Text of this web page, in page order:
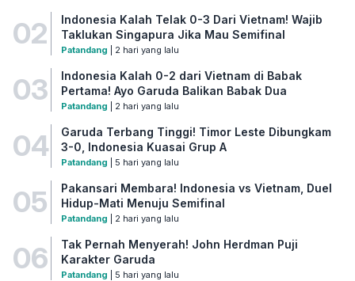
02
Indonesia Kalah Telak 0-3 Dari Vietnam! Wajib
Taklukan Singapura Jika Mau Semifinal
Patandang | 2 hari yang lalu
03
Indonesia Kalah 0-2 dari Vietnam di Babak
Pertama! Ayo Garuda Balikan Babak Dua
Patandang | 2 hari yang lalu
04
Garuda Terbang Tinggi! Timor Leste Dibungkam
3-0, Indonesia Kuasai Grup A
Patandang | 5 hari yang lalu
05
Pakansari Membara! Indonesia vs Vietnam, Duel
Hidup-Mati Menuju Semifinal
Patandang | 2 hari yang lalu
06
Tak Pernah Menyerah! John Herdman Puji
Karakter Garuda
Patandang | 5 hari yang lalu